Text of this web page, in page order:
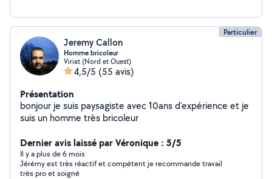
Particulier
Jeremy Callon
Homme bricoleur
Viriat (Nord et Ouest)
4,5/5 (55 avis)
Présentation
bonjour je suis paysagiste avec 10ans d'expérience et je
suis un homme très bricoleur
Dernier avis laissé par Véronique : 5/5
Il y a plus de 6 mois
Jérémy est très réactif et compétent je recommande travail
très pro et soigné